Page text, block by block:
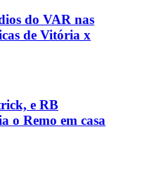
do VAR nas
de Vitória x
e RB
o Remo em casa